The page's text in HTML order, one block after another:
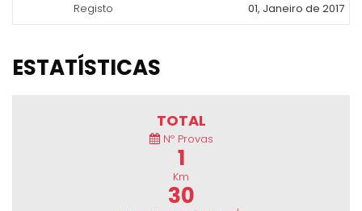
Registo
01, Janeiro de 2017
ESTATÍSTICAS
TOTAL
Nº Provas
1
Km
30